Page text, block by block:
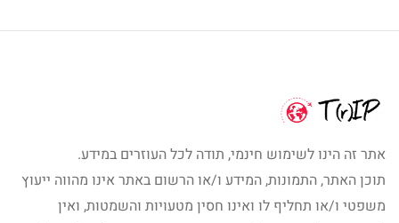
אתר זה הינו לשימוש חינמי, תודה לכל העוזרים במידע.
תוכן האתר, התמונות, המידע ו/או הרשום באתר אינו מהווה ייעוץ
משפטי ו/או תחליף לו ואינו חסין מטעויות והשמטות, ואין